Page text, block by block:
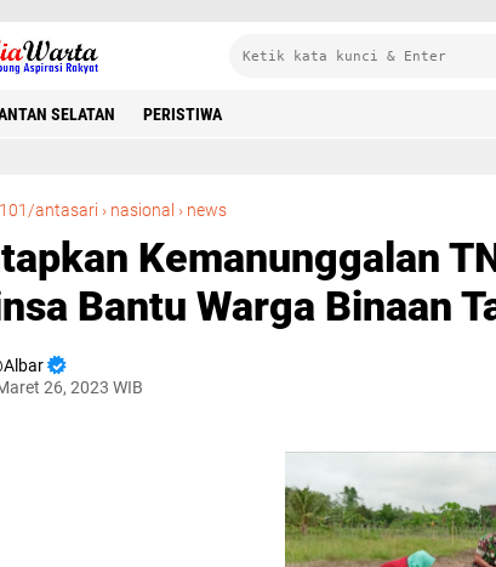
SELATAN PERISTIWA
101/antasari › nasional › news
Kemanunggalan
Bantu Warga Binaan
Albar
26, 2023 WIB